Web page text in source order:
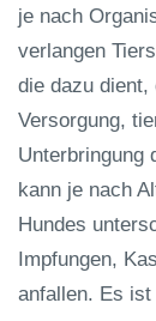
je nach
verlangen
die dazu dient,
Versorgung,
Unterbringung
kann je nach
Hundes
Impfungen,
anfallen. Es